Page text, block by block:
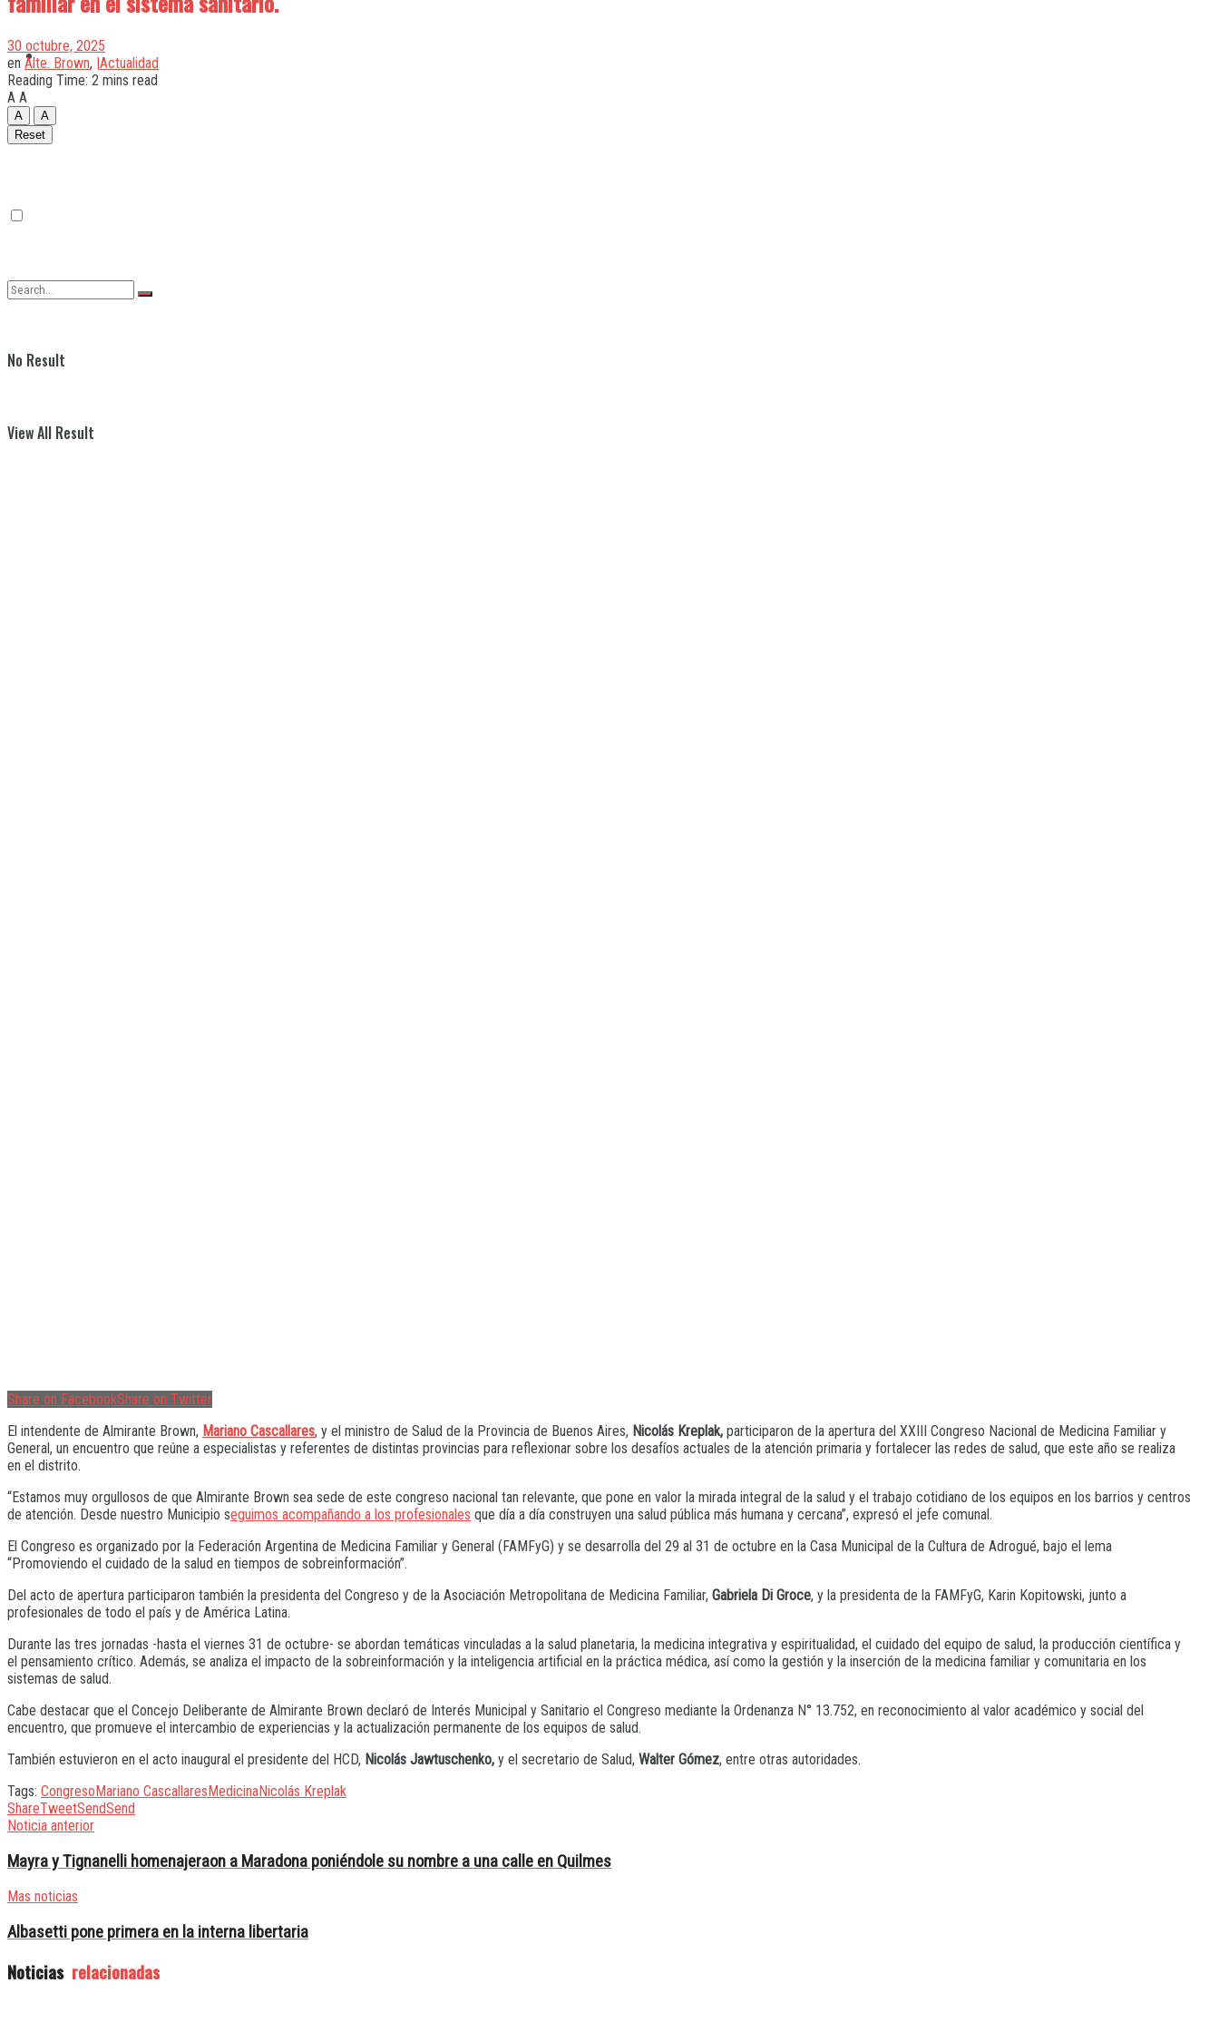
Quilmes
Varela
No Result
View All Result
30 octubre, 2025
en Alte. Brown, |Actualidad
Reading Time: 2 mins read
A A
A
A
Reset
Share on FacebookShare on Twitter
El intendente de Almirante Brown, Mariano Cascallares, y el ministro de Salud de la Provincia de Buenos Aires, Nicolás Kreplak, participaron de la apertura del XXIII Congreso Nacional de Medicina Familiar y
General, un encuentro que reúne a especialistas y referentes de distintas provincias para reflexionar sobre los desafíos actuales de la atención primaria y fortalecer las redes de salud, que este año se realiza
en el distrito.
“Estamos muy orgullosos de que Almirante Brown sea sede de este congreso nacional tan relevante, que pone en valor la mirada integral de la salud y el trabajo cotidiano de los equipos en los barrios y centros
de atención. Desde nuestro Municipio seguimos acompañando a los profesionales que día a día construyen una salud pública más humana y cercana”, expresó el jefe comunal.
El Congreso es organizado por la Federación Argentina de Medicina Familiar y General (FAMFyG) y se desarrolla del 29 al 31 de octubre en la Casa Municipal de la Cultura de Adrogué, bajo el lema
“Promoviendo el cuidado de la salud en tiempos de sobreinformación”.
Del acto de apertura participaron también la presidenta del Congreso y de la Asociación Metropolitana de Medicina Familiar, Gabriela Di Groce, y la presidenta de la FAMFyG, Karin Kopitowski, junto a
profesionales de todo el país y de América Latina.
Durante las tres jornadas -hasta el viernes 31 de octubre- se abordan temáticas vinculadas a la salud planetaria, la medicina integrativa y espiritualidad, el cuidado del equipo de salud, la producción científica y
el pensamiento crítico. Además, se analiza el impacto de la sobreinformación y la inteligencia artificial en la práctica médica, así como la gestión y la inserción de la medicina familiar y comunitaria en los
sistemas de salud.
Cabe destacar que el Concejo Deliberante de Almirante Brown declaró de Interés Municipal y Sanitario el Congreso mediante la Ordenanza N° 13.752, en reconocimiento al valor académico y social del
encuentro, que promueve el intercambio de experiencias y la actualización permanente de los equipos de salud.
También estuvieron en el acto inaugural el presidente del HCD, Nicolás Jawtuschenko, y el secretario de Salud, Walter Gómez, entre otras autoridades.
Tags: CongresoMariano CascallaresMedicinaNicolás Kreplak
ShareTweetSendSend
Noticia anterior
Mayra y Tignanelli homenajeraon a Maradona poniéndole su nombre a una calle en Quilmes
Mas noticias
Albasetti pone primera en la interna libertaria
Noticias relacionadas